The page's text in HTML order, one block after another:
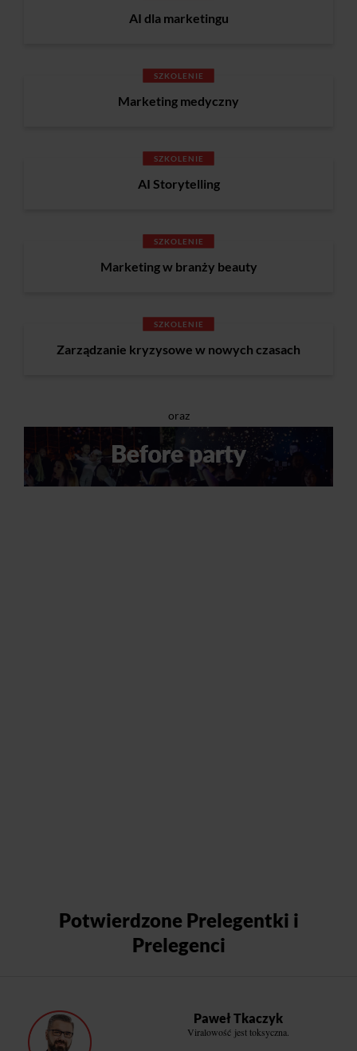
AI dla marketingu
SZKOLENIE
Marketing medyczny
SZKOLENIE
AI Storytelling
SZKOLENIE
Marketing w branży beauty
SZKOLENIE
Zarządzanie kryzysowe w nowych czasach
oraz
Potwierdzone Prelegentki i
Prelegenci
Paweł Tkaczyk
Viralowość jest toksyczna.